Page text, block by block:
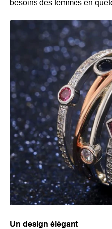
besoins des femmes en
Un design élégant